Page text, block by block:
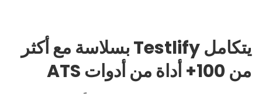
يتكامل Testlify بسلاسة مع أكثر
من 100+ أداة من أدوات ATS